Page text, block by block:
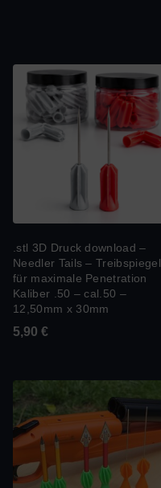
.stl 3D Druck download –
Needler Tails – Treibspiegel
für maximale Penetration
Kaliber .50 – cal.50 –
12,50mm x 30mm
5,90 €